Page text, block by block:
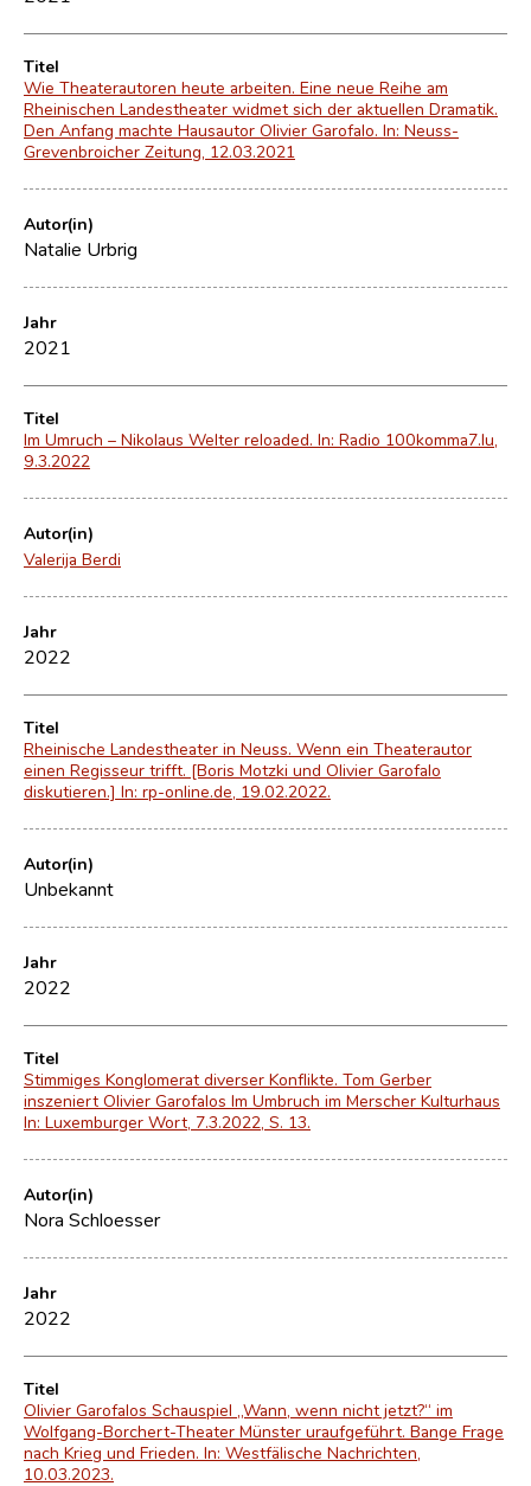
Titel
Wie Theaterautoren heute arbeiten. Eine neue Reihe am
Rheinischen Landestheater widmet sich der aktuellen Dramatik.
Den Anfang machte Hausautor Olivier Garofalo. In: Neuss-
Grevenbroicher Zeitung, 12.03.2021
Autor(in)
Natalie Urbrig
Jahr
2021
Titel
Im Umruch – Nikolaus Welter reloaded. In: Radio 100komma7.lu,
9.3.2022
Autor(in)
Valerija Berdi
Jahr
2022
Titel
Rheinische Landestheater in Neuss. Wenn ein Theaterautor
einen Regisseur trifft. [Boris Motzki und Olivier Garofalo
diskutieren.] In: rp-online.de, 19.02.2022.
Autor(in)
Unbekannt
Jahr
2022
Titel
Stimmiges Konglomerat diverser Konflikte. Tom Gerber
inszeniert Olivier Garofalos Im Umbruch im Merscher Kulturhaus
In: Luxemburger Wort, 7.3.2022, S. 13.
Autor(in)
Nora Schloesser
Jahr
2022
Titel
Olivier Garofalos Schauspiel „Wann, wenn nicht jetzt?“ im
Wolfgang-Borchert-Theater Münster uraufgeführt. Bange Frage
nach Krieg und Frieden. In: Westfälische Nachrichten,
10.03.2023.